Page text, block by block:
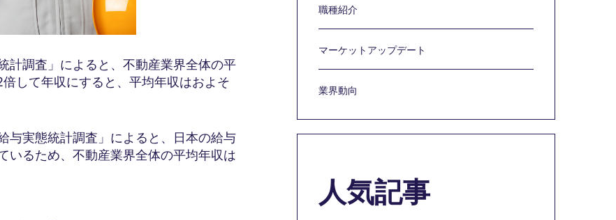
計調査」によると、不動産業界全体の平
して年収にすると、平均年収はおよそ
与実態統計調査」によると、日本の給与
るため、不動産業界全体の平均年収は
職種紹介
マーケットアップデート
業界動向
人気記事